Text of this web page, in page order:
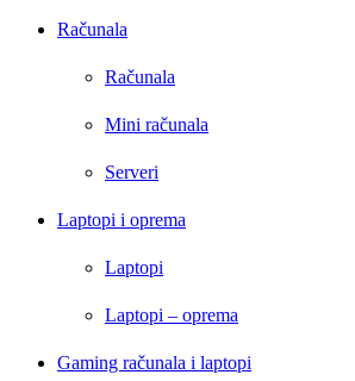
Računala
Računala
Mini računala
Serveri
Laptopi i oprema
Laptopi
Laptopi – oprema
Gaming računala i laptopi